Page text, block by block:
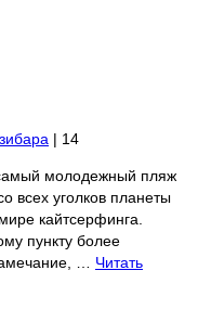
| 14
молодежный пляж
всех уголков планеты
кайтсерфинга.
пункту более
… Читать